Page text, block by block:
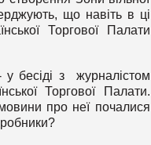
що навіть в ці
Торгової Палати
у бесіді з журналістом
Торгової Палати.
про неї почалися